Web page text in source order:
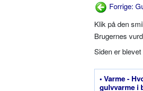
Forrige:
Klik på den
Brugernes
Siden er
• Varme -
gulvvarme i